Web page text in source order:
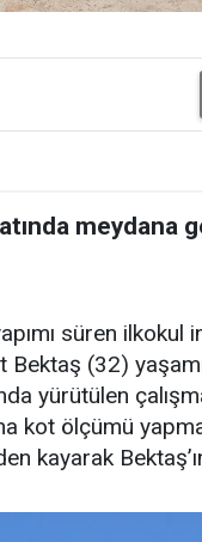
meydana
süren ilkokul
(32)
yürütülen
kot ölçümü
kayarak